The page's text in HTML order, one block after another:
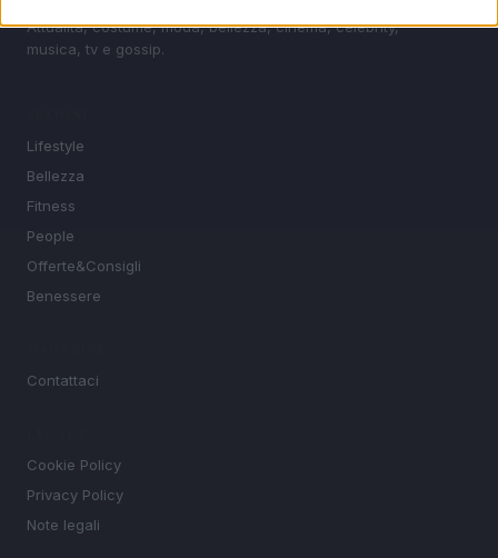
Attualità, costume, moda, bellezza, cinema, celebrity,
musica, tv e gossip.
Lifestyle
Bellezza
Fitness
People
Offerte&Consigli
Benessere
Contattaci
Cookie Policy
Privacy Policy
Note legali